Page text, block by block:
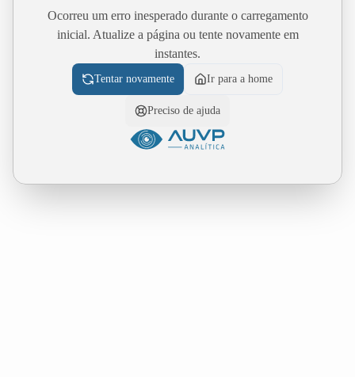
Ocorreu um erro inesperado durante o carregamento
inicial. Atualize a página ou tente novamente em
instantes.
Tentar novamente Ir para a home
Preciso de ajuda